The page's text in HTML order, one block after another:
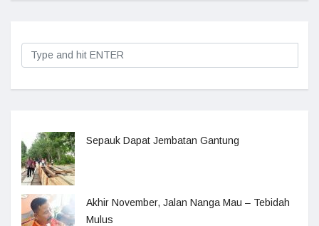
Sepauk Dapat Jembatan Gantung
Akhir November, Jalan Nanga Mau – Tebidah
Mulus